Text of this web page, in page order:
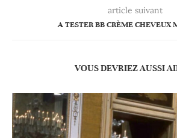
article suivant
A TESTER BB CRÈME CHEVEUX
VOUS DEVRIEZ AUSSI